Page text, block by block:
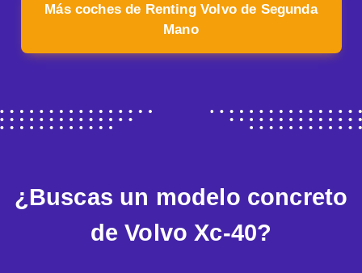
Más coches de Renting Volvo de Segunda
Mano
¿Buscas un modelo concreto
de Volvo Xc-40?